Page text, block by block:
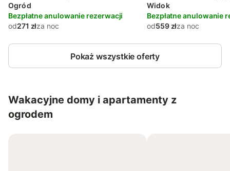
Ogród
Bezpłatne anulowanie rezerwacji
od271 złza noc
Widok
Bezpłatne anulowanie
od559 złza noc
Pokaż wszystkie oferty
Wakacyjne domy i apartamenty z
ogrodem